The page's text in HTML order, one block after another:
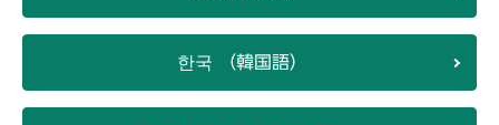
한국 （韓国語）